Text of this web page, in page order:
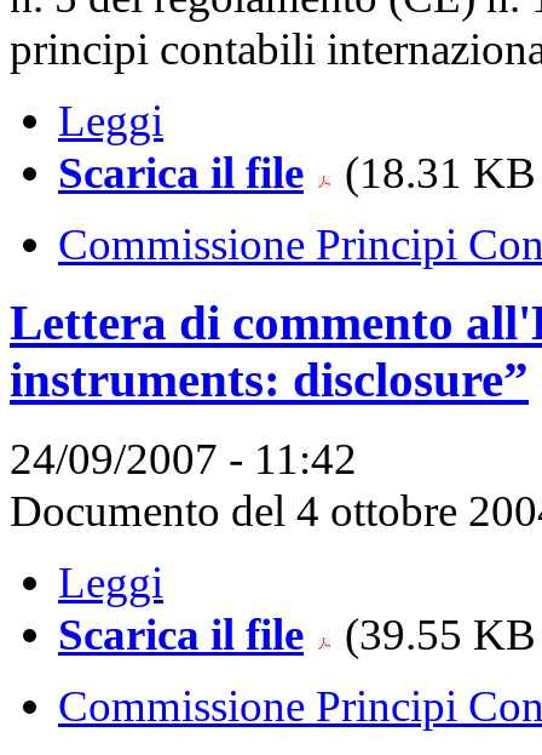
principi contabili
Leggi
Scarica il file
(18.31
Commissione Principi
Lettera di commento
instruments: disclosure”
24/09/2007 - 11:42
Documento del 4 ottobre
Leggi
Scarica il file
(39.55
Commissione Principi